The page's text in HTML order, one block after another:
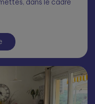
dans le cadre